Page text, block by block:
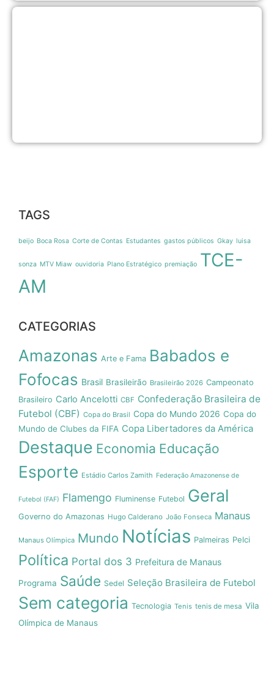
TAGS
beijo Boca Rosa Corte de Contas Estudantes gastos públicos Gkay luisa
sonza MTV Miaw ouvidoria Plano Estratégico premiação TCE-
AM
CATEGORIAS
Amazonas Arte e Fama Babados e
Fofocas Brasil Brasileirão Brasileirão 2026 Campeonato
Brasileiro Carlo Ancelotti CBF Confederação Brasileira de
Futebol (CBF) Copa do Brasil Copa do Mundo 2026 Copa do
Mundo de Clubes da FIFA Copa Libertadores da América
Destaque Economia Educação
Esporte Estádio Carlos Zamith Federação Amazonense de
Futebol (FAF) Flamengo Fluminense Futebol Geral
Governo do Amazonas Hugo Calderano João Fonseca Manaus
Manaus Olímpica Mundo Notícias Palmeiras Pelci
Política Portal dos 3 Prefeitura de Manaus
Programa Saúde Sedel Seleção Brasileira de Futebol
Sem categoria Tecnologia Tenis tenis de mesa Vila
Olímpica de Manaus